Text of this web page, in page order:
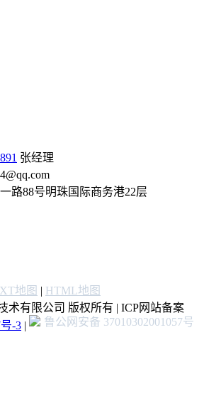
张经理
路88号明珠国际商务港22层
地图 | HTML地图
术有限公司 版权所有 | ICP网站备案
-3 | 鲁公网安备 37010302001057号